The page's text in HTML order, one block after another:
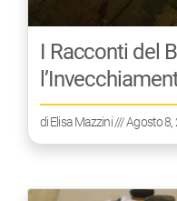
I Racconti del
diElisa Mazzini/// Agosto 8,